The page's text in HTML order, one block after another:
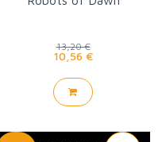
13,20 €
10,56 €